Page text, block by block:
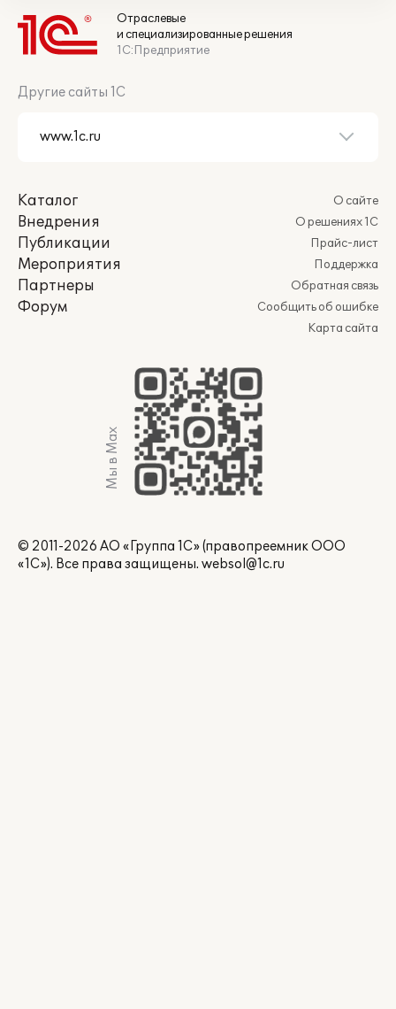
Отраслевые
и специализированные решения
1С:Предприятие
Другие сайты 1С
Каталог
Внедрения
Публикации
Мероприятия
Партнеры
Форум
О сайте
О решениях 1С
Прайс-лист
Поддержка
Обратная связь
Сообщить об ошибке
Карта сайта
Мы в Max
© 2011-2026 АО «Группа 1С» (правопреемник ООО
«1С»). Все права защищены. websol@1c.ru